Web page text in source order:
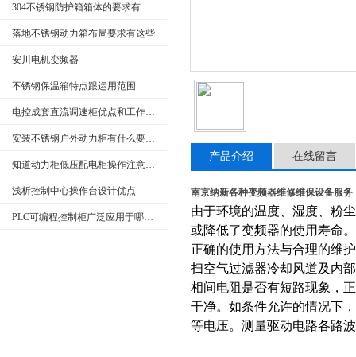
304不锈钢防护箱箱体的要求有哪些
落地不锈钢动力箱布局要求有这些
安川电机变频器
不锈钢保温箱特点跟运用范围
电控成套直流调速柜优点和工作原理
安装不锈钢户外动力柜有什么要求呢
知道动力柜低压配电柜操作注意事项很重要
浅析控制中心操作台设计优点
PLC可编程控制柜广泛应用于哪些行业？特点是什么？
产品介绍 在线留言
南京纳新各种变频器维修维保设备服务
由于环境的温度、湿度、粉
或降低了变频器的使用寿命
正确的使用方法与合理的维
扫空气过滤器冷却风道及内
相间电阻是否有短路现象，
干净。如条件允许的情况下
等电压。测量驱动电路各路